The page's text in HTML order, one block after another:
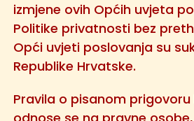
izmjene ovih Općih uvjeta
Politike privatnosti bez
Opći uvjeti poslovanja su
Republike Hrvatske.
Pravila o pisanom prigovoru